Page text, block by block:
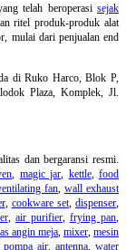
telah beroperasisejak
ritel produk-produk alat
mulai dari penjualan end
di Ruko Harco, Blok P,
Plaza, Komplek, Jl.
dan bergaransi resmi.
, magic jar, kettle,food
fan, wall exhaust
, cookware set,dispenser,
, air purifier, frying pan,
angin meja, mixer,mesin
pompa air,antenna,water